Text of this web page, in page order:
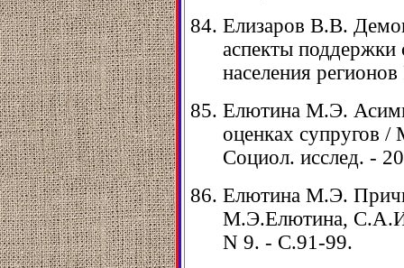
Елизаров В.В.
аспекты поддержки
населения
Елютина М.Э.
оценках супругов
Социол. исслед. -
Елютина М.Э.
М.Э.Елютина,
N 9. - C.91-99.